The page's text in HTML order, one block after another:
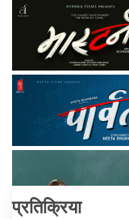
प्रतिक्रिया